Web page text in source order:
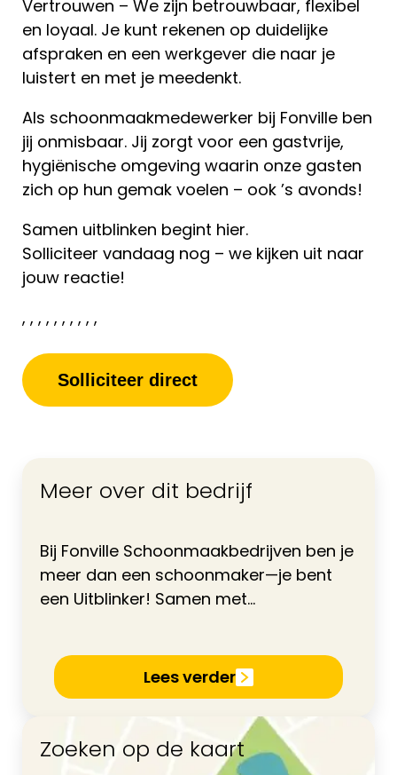
Vertrouwen – We zijn betrouwbaar, flexibel
en loyaal. Je kunt rekenen op duidelijke
afspraken en een werkgever die naar je
luistert en met je meedenkt.
Als schoonmaakmedewerker bij Fonville ben
jij onmisbaar. Jij zorgt voor een gastvrije,
hygiënische omgeving waarin onze gasten
zich op hun gemak voelen – ook ’s avonds!
Samen uitblinken begint hier.
Solliciteer vandaag nog – we kijken uit naar
jouw reactie!
, , , , , , , , , ,
Solliciteer direct
Meer over dit bedrijf
Bij Fonville Schoonmaakbedrijven ben je
meer dan een schoonmaker—je bent
een Uitblinker! Samen met...
Lees verder
Zoeken op de kaart